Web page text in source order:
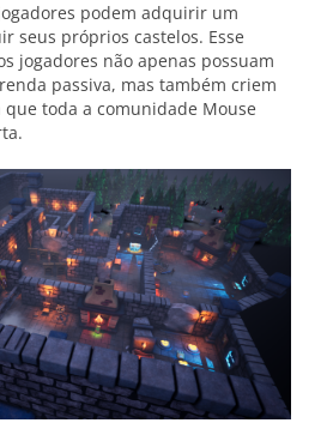
podem adquirir um
seus próprios castelos. Esse
jogadores não apenas possuam
passiva, mas também criem
toda a comunidade Mouse